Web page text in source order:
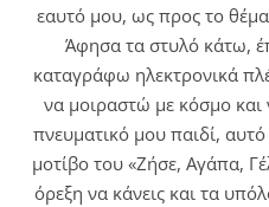
εαυτό μου, ως προς το
Άφησα τα στυλό κάτω,
καταγράφω ηλεκτρονικά
να μοιραστώ με κόσμο και
πνευματικό μου παιδί,
μοτίβο του «Ζήσε, Αγάπα,
όρεξη να κάνεις και τα